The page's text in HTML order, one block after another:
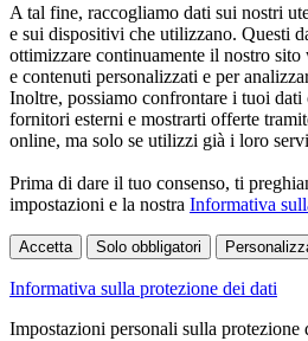
A tal fine, raccogliamo dati sui nostri
e sui dispositivi che utilizzano. Questi
ottimizzare continuamente il nostro
e contenuti personalizzati e per
Inoltre, possiamo confrontare i tuoi
fornitori esterni e mostrarti offerte
online, ma solo se utilizzi già i loro
Prima di dare il tuo consenso, ti
impostazioni e la nostra Informativa
Accetta Solo obbligatori
Informativa sulla protezione dei dati
Impostazioni personali sulla protezione